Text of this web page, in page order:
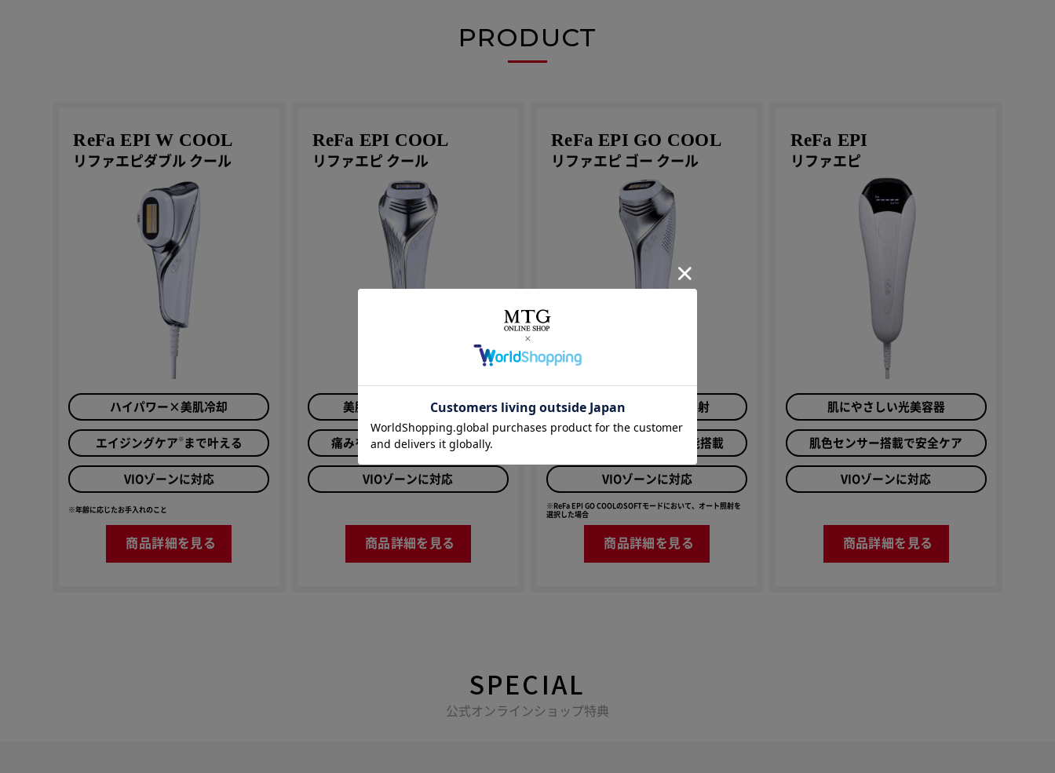
PRODUCT
ReFa EPI W COOL
リファエピダブル クール
ハイパワー×美肌冷却
エイジングケア ※まで叶える
VIOゾーンに対応
※年齢に応じたお手入れのこと
商品詳細を見る
ReFa EPI COOL
リファエピ クール
美肌まで叶える光美容器
痛みを和らげる冷却機能搭載
VIOゾーンに対応
商品詳細を見る
ReFa EPI GO COOL
リファエピ ゴー クール
0.28秒間隔 の高速照射
痛みを和らげる冷却機能搭載
VIOゾーンに対応
※ReFa EPI GO COOLのSOFTモードにおいて、オート照射を
選択した場合
商品詳細を見る
ReFa EPI
リファエピ
肌にやさしい光美容器
肌色センサー搭載で安全ケア
VIOゾーンに対応
商品詳細を見る
SPECIAL
公式オンラインショップ特典